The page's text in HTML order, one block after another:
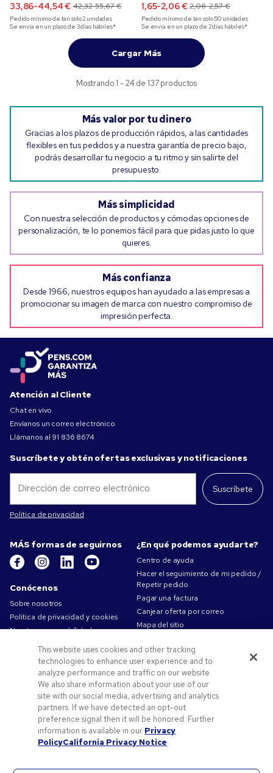
portátil de 15,6″
33,86-44,54 € 42,32-55,67 €
Pedido mínimo de tan solo2 unidades
Se envía en un plazo de 3 días hábiles*
1,65-2,06 € 2,06-2,57 €
Pedido mínimo de tan solo50 unidades
Se envía en un plazo de 2 días hábiles*
Cargar Más
Mostrando 1 - 24 de 137 productos
Más valor por tu dinero
Gracias a los plazos de producción rápidos, a las cantidades
flexibles en tus pedidos y a nuestra garantía de precio bajo,
podrás desarrollar tu negocio a tu ritmo y sin salirte del
presupuesto.
Más simplicidad
Con nuestra selección de productos y cómodas opciones de
personalización, te lo ponemos fácil para que pidas justo lo que
quieres.
Más confianza
Desde 1966, nuestros equipos han ayudado a las empresas a
promocionar su imagen de marca con nuestro compromiso de
impresión perfecta.
Atención al Cliente
Chat en vivo
Envíanos un correo electrónico
Llámanos al 91 836 8674
Suscríbete y obtén ofertas exclusivas y notificaciones
Suscríbete
Política de privacidad
MÁS formas de seguirnos
Conócenos
Sobre nosotros
Política de privacidad y cookies
Nuestra responsabilidad
Condiciones de uso
Condiciones de Venta
Trabajar en Pens.com
Ofertas y recursos
Productos personalizados
Códigos promocionales y cupones
Consejos de arte
¿En qué podemos ayudarte?
Centro de ayuda
Hacer el seguimiento de mi pedido /
Repetir pedido
Pagar una factura
Canjear oferta por correo
Mapa del sitio
This website uses cookies and other tracking
technologies to enhance user experience and to
analyze performance and traffic on our website.
We also share information about your use of our
site with our social media, advertising and analytics
partners. If we have detected an opt-out
preference signal then it will be honored. Further
information is available in our Privacy
PolicyCalifornia Privacy Notice